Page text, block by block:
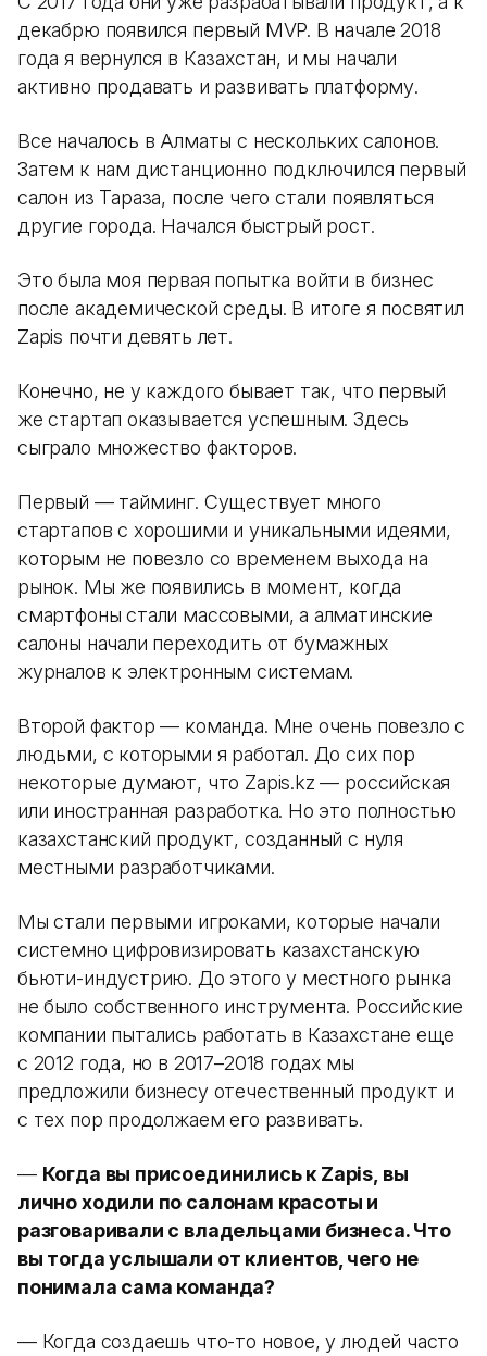
декабрю появился первый MVP. В начале 2018
года я вернулся в Казахстан, и мы начали
активно продавать и развивать платформу.
Все началось в Алматы с нескольких салонов.
Затем к нам дистанционно подключился первый
салон из Тараза, после чего стали появляться
другие города. Начался быстрый рост.
Это была моя первая попытка войти в бизнес
после академической среды. В итоге я посвятил
Zapis почти девять лет.
Конечно, не у каждого бывает так, что первый
же стартап оказывается успешным. Здесь
сыграло множество факторов.
Первый — тайминг. Существует много
стартапов с хорошими и уникальными идеями,
которым не повезло со временем выхода на
рынок. Мы же появились в момент, когда
смартфоны стали массовыми, а алматинские
салоны начали переходить от бумажных
журналов к электронным системам.
Второй фактор — команда. Мне очень повезло с
людьми, с которыми я работал. До сих пор
некоторые думают, что Zapis.kz — российская
или иностранная разработка. Но это полностью
казахстанский продукт, созданный с нуля
местными разработчиками.
Мы стали первыми игроками, которые начали
системно цифровизировать казахстанскую
бьюти-индустрию. До этого у местного рынка
не было собственного инструмента. Российские
компании пытались работать в Казахстане еще
с 2012 года, но в 2017–2018 годах мы
предложили бизнесу отечественный продукт и
с тех пор продолжаем его развивать.
— Когда вы присоединились к Zapis, вы
лично ходили по салонам красоты и
разговаривали с владельцами бизнеса. Что
вы тогда услышали от клиентов, чего не
понимала сама команда?
— Когда создаешь что-то новое, у людей часто